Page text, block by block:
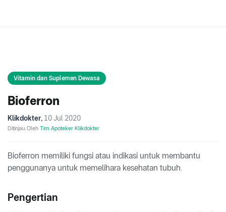
Vitamin dan Suplemen Dewasa
Bioferron
Klikdokter, 10 Jul 2020
Ditinjau Oleh Tim Apoteker Klikdokter
Bioferron memiliki fungsi atau indikasi untuk membantu
penggunanya untuk memelihara kesehatan tubuh.
Pengertian